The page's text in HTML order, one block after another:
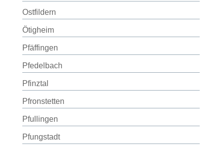
Ostfildern
Ötigheim
Pfäffingen
Pfedelbach
Pfinztal
Pfronstetten
Pfullingen
Pfungstadt